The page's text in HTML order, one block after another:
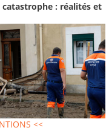
catastrophe : réalités et
<<